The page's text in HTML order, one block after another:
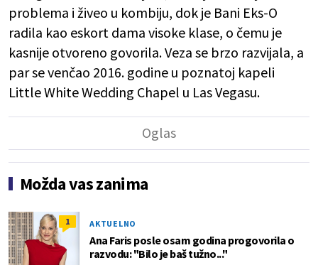
problema i živeo u kombiju, dok je Bani Eks-O
radila kao eskort dama visoke klase, o čemu je
kasnije otvoreno govorila. Veza se brzo razvijala, a
par se venčao 2016. godine u poznatoj kapeli
Little White Wedding Chapel u Las Vegasu.
Možda vas zanima
1 AKTUELNO
Ana Faris posle osam godina progovorila o
razvodu: "Bilo je baš tužno..."